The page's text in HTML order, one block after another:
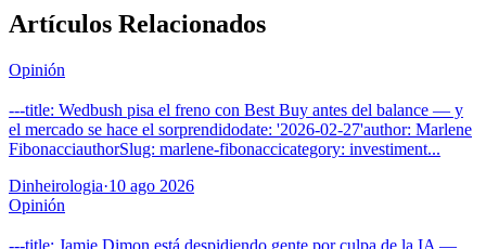
Artículos Relacionados
Opinión
---title: Wedbush pisa el freno con Best Buy antes del balance — y
el mercado se hace el sorprendidodate: '2026-02-27'author: Marlene
FibonacciauthorSlug: marlene-fibonaccicategory: investiment...
Dinheirologia·10 ago 2026
Opinión
---title: Jamie Dimon está despidiendo gente por culpa de la IA —